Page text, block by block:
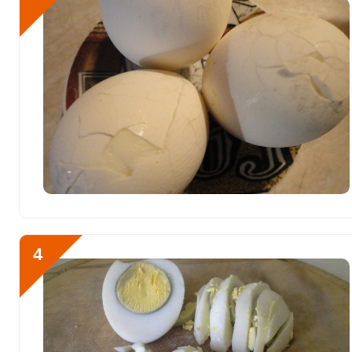
Железо 6.8 мг
Йод
Кобальт 26.5 мкг
Литий
0.4 мкг
273.8 мкг
Рубидий
Селен 68 мкг
258.5 мкг
Хром
4